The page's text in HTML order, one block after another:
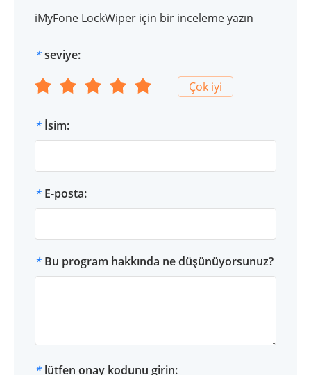
iMyFone LockWiper için bir inceleme yazın
* seviye:
Çok iyi
* İsim:
* E-posta:
* Bu program hakkında ne düşünüyorsunuz?
* lütfen onay kodunu girin: